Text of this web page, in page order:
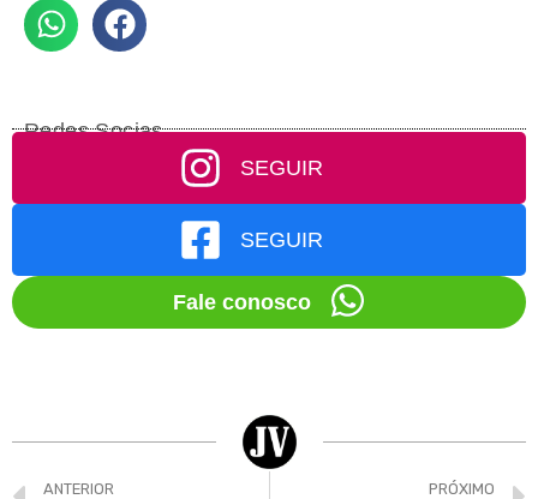
Redes Socias
SEGUIR
SEGUIR
Fale conosco
ANTERIOR PRÓXIMO